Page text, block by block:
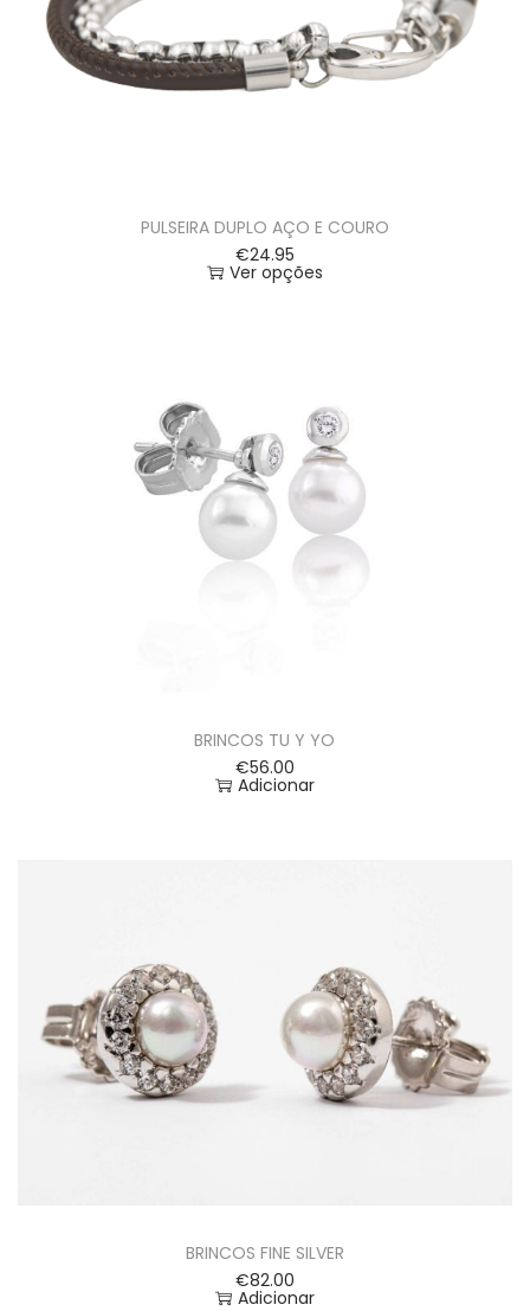
PULSEIRA DUPLO AÇO E COURO
€24.95
Ver opções
BRINCOS TU Y YO
€56.00
Adicionar
BRINCOS FINE SILVER
€82.00
Adicionar